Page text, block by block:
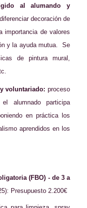
al alumando y
decoración de
importancia de valores
y la ayuda mutua. Se
de pintura mural,
voluntariado: proceso
alumnado participa
en práctica los
aprendidos en los
(FBO) - de 3 a
Presupuesto 2.200€